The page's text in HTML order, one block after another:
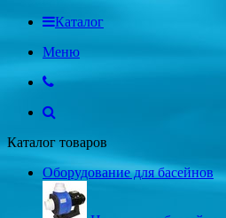
Каталог
Меню
Каталог товаров
Оборудование для басейнов